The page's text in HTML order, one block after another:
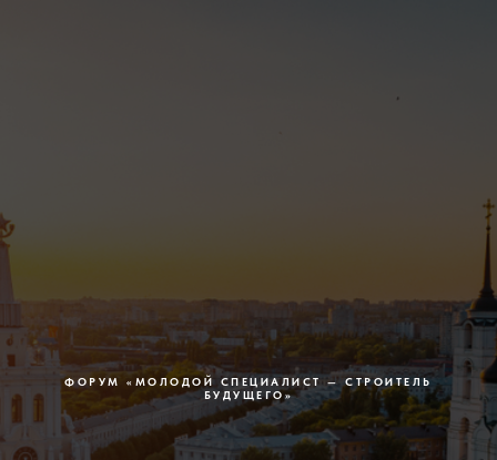
ФОРУМ« МОЛОДОЙ СПЕЦИАЛИСТ — СТРОИТЕЛЬ
БУДУЩЕГО»